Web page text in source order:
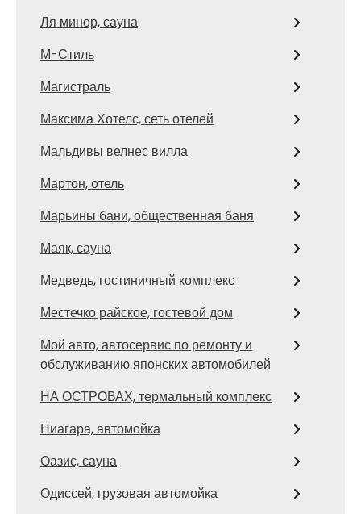
Ля минор, сауна
М-Стиль
Магистраль
Максима Хотелс, сеть отелей
Мальдивы велнес вилла
Мартон, отель
Марьины бани, общественная баня
Маяк, сауна
Медведь, гостиничный комплекс
Местечко райское, гостевой дом
Мой авто, автосервис по ремонту и
обслуживанию японских автомобилей
НА ОСТРОВАХ, термальный комплекс
Ниагара, автомойка
Оазис, сауна
Одиссей, грузовая автомойка